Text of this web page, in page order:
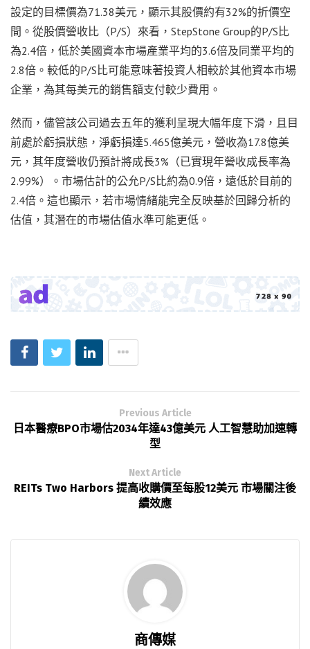
設定的目標價為71.38美元，顯示其股價約有32%的折價空
間。從股價營收比（P/S）來看，StepStone Group的P/S比
為2.4倍，低於美國資本市場產業平均的3.6倍及同業平均的
2.8倍。較低的P/S比可能意味著投資人相較於其他資本市場
企業，為其每美元的銷售額支付較少費用。
然而，儘管該公司過去五年的獲利呈現大幅年度下滑，且目
前處於虧損狀態，淨虧損達5.465億美元，營收為17.8億美
元，其年度營收仍預計將成長3%（已實現年營收成長率為
2.99%）。市場估計的公允P/S比約為0.9倍，遠低於目前的
2.4倍。這也顯示，若市場情緒能完全反映基於回歸分析的
估值，其潛在的市場估值水準可能更低。
Previous Article
日本醫療BPO市場估2034年達43億美元 人工智慧助加速轉
型
Next Article
REITs Two Harbors 提高收購價至每股12美元 市場關注後
續效應
商傳媒